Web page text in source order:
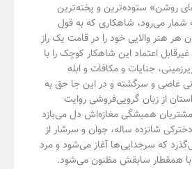
روشن» ستوده‌ترین و پخته‌ترین
شمار می‌رود، شاهکاری که به قول
هنر والایی خود را در قامت یک راز
اعتماد این شاهکار کوچک را با
جنایات و مکافات و ابله
عاصی و سرگشته و در این جا حق به
از زبان گرویی‌فروشی روایت
همیشگی مغازه‌اش دل می‌بازد
دخترکی شانزده ساله، جوان و سرشار از
که سرجدایی‌ها آغاز می‌شود و مرد
با همقطار سابقش مظنون می‌شود.